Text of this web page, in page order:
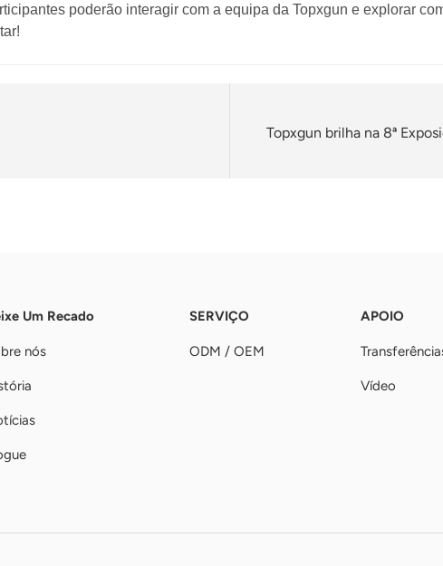
poderão interagir com a equipa da Topxgun e explorar
Topxgun brilha na 8ª
Um Recado
nós
SERVIÇO
ODM / OEM
APOIO
Vídeo